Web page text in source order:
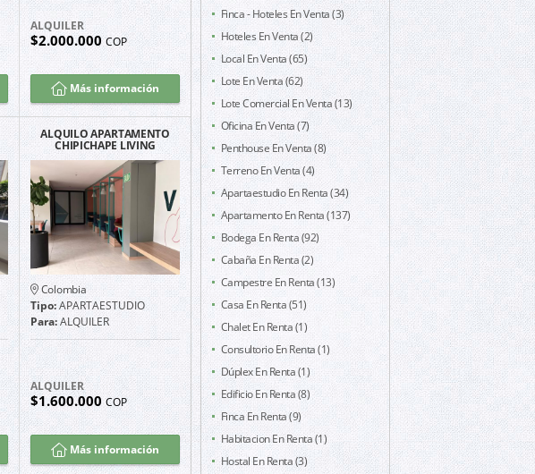
ALQUILER
$2.000.000COP
Más información
ALQUILO APARTAMENTO
CHIPICHAPE LIVING
Colombia
Tipo:APARTAESTUDIO
Para:ALQUILER
ALQUILER
$1.600.000COP
Más información
Finca - Hoteles En Venta (3)
Hoteles En Venta (2)
Local En Venta (65)
Lote En Venta (62)
Lote Comercial En Venta (13)
Oficina En Venta (7)
Penthouse En Venta (8)
Terreno En Venta (4)
Apartaestudio En Renta (34)
Apartamento En Renta (137)
Bodega En Renta (92)
Cabaña En Renta (2)
Campestre En Renta (13)
Casa En Renta (51)
Chalet En Renta (1)
Consultorio En Renta (1)
Dúplex En Renta (1)
Edificio En Renta (8)
Finca En Renta (9)
Habitacion En Renta (1)
Hostal En Renta (3)